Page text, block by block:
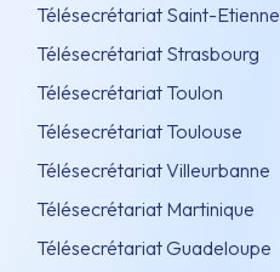
Télésecrétariat Saint-Etienne
Télésecrétariat Strasbourg
Télésecrétariat Toulon
Télésecrétariat Toulouse
Télésecrétariat Villeurbanne
Télésecrétariat Martinique
Télésecrétariat Guadeloupe